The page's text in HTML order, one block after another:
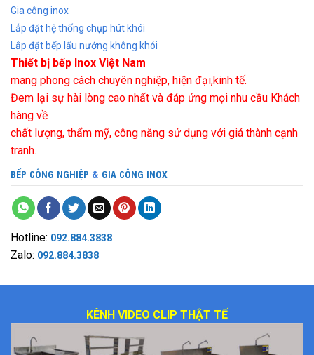
Gia công inox
Lắp đặt hệ thống chụp hút khói
Lắp đặt bếp lẩu nướng không khói
Thiết bị bếp Inox Việt Nam
mang phong cách chuyên nghiệp, hiện đại,kinh tế.
Đem lại sự hài lòng cao nhất và đáp ứng mọi nhu cầu Khách
hàng về
chất lượng, thẩm mỹ, công năng sử dụng với giá thành cạnh
tranh.
BẾP CÔNG NGHIỆP & GIA CÔNG INOX
Hotline: 092.884.3838
Zalo: 092.884.3838
KÊNH VIDEO CLIP THẬT TẾ